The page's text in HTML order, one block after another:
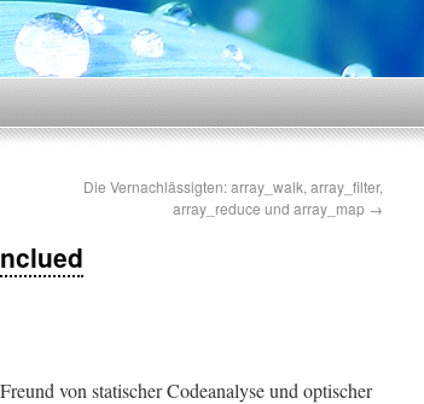
Die Vernachlässigten: array_walk, array_filter,
array_reduce und array_map →
von statischer Codeanalyse und optischer